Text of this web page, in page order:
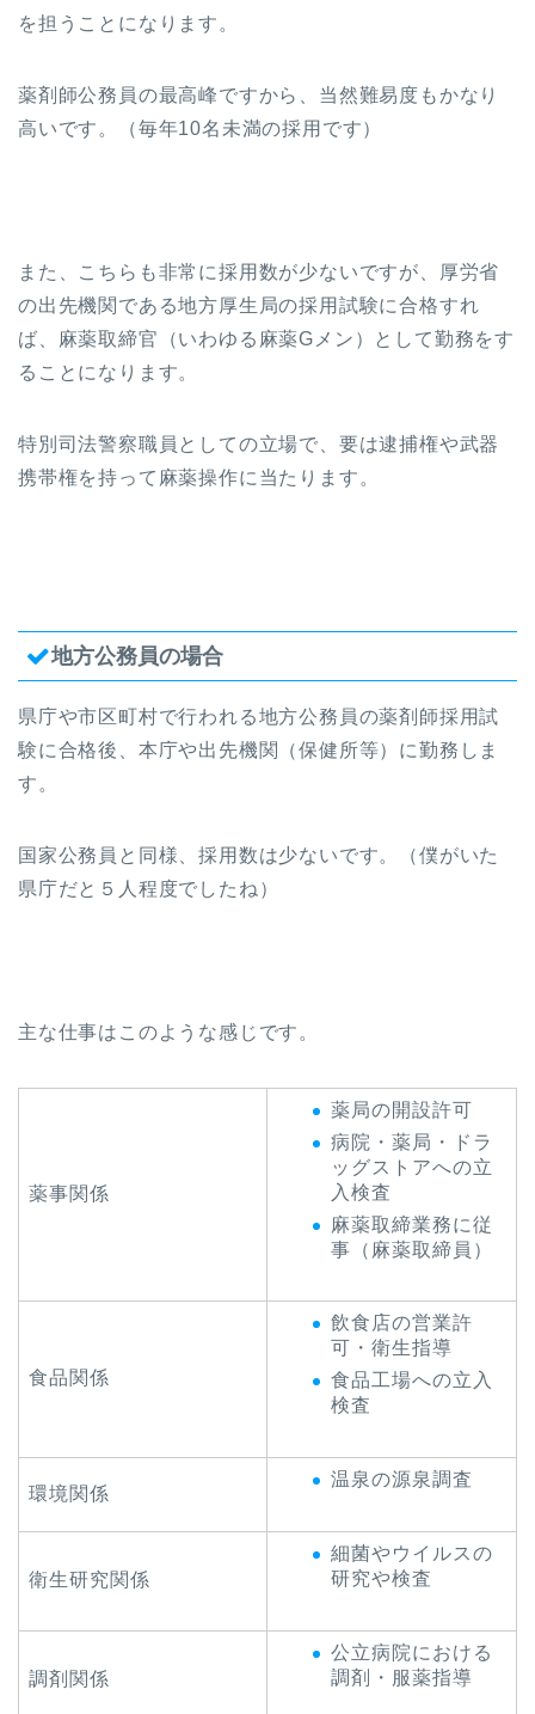
を担うことになります。
薬剤師公務員の最高峰ですから、当然難易度もかなり
高いです。（毎年10名未満の採用です）
また、こちらも非常に採用数が少ないですが、厚労省
の出先機関である地方厚生局の採用試験に合格すれ
ば、麻薬取締官（いわゆる麻薬Gメン）として勤務をす
ることになります。
特別司法警察職員としての立場で、要は逮捕権や武器
携帯権を持って麻薬操作に当たります。
地方公務員の場合
県庁や市区町村で行われる地方公務員の薬剤師採用試
験に合格後、本庁や出先機関（保健所等）に勤務しま
す。
国家公務員と同様、採用数は少ないです。（僕がいた
県庁だと５人程度でしたね）
主な仕事はこのような感じです。
薬事関係
薬局の開設許可
病院・薬局・ドラ
ッグストアへの立
入検査
麻薬取締業務に従
事（麻薬取締員）
食品関係
飲食店の営業許
可・衛生指導
食品工場への立入
検査
環境関係
温泉の源泉調査
衛生研究関係
細菌やウイルスの
研究や検査
調剤関係
公立病院における
調剤・服薬指導